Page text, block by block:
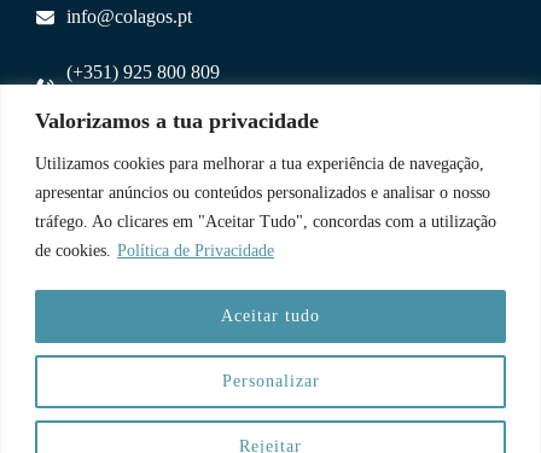
Valorizamos a tua privacidade
Utilizamos cookies para melhorar a tua experiência de navegação,
apresentar anúncios ou conteúdos personalizados e analisar o nosso
tráfego. Ao clicares em "Aceitar Tudo", concordas com a utilização
de cookies. Política de Privacidade
Personalizar
Rejeitar
Aceitar tudo
info@colagos.pt
(+351) 925 800 809
(chamada para rede móvel nacional)
Uma Parceria
Copyright © 2026 CoLagos | Web: